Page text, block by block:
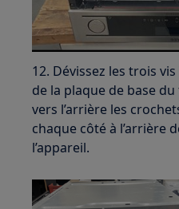
12. Dévissez les trois
de la plaque de base
vers l’arrière les
chaque côté à l’arrière
l’appareil.